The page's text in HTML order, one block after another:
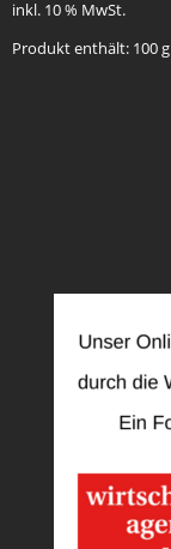
inkl. 10 % MwSt.
Produkt enthält: 100g